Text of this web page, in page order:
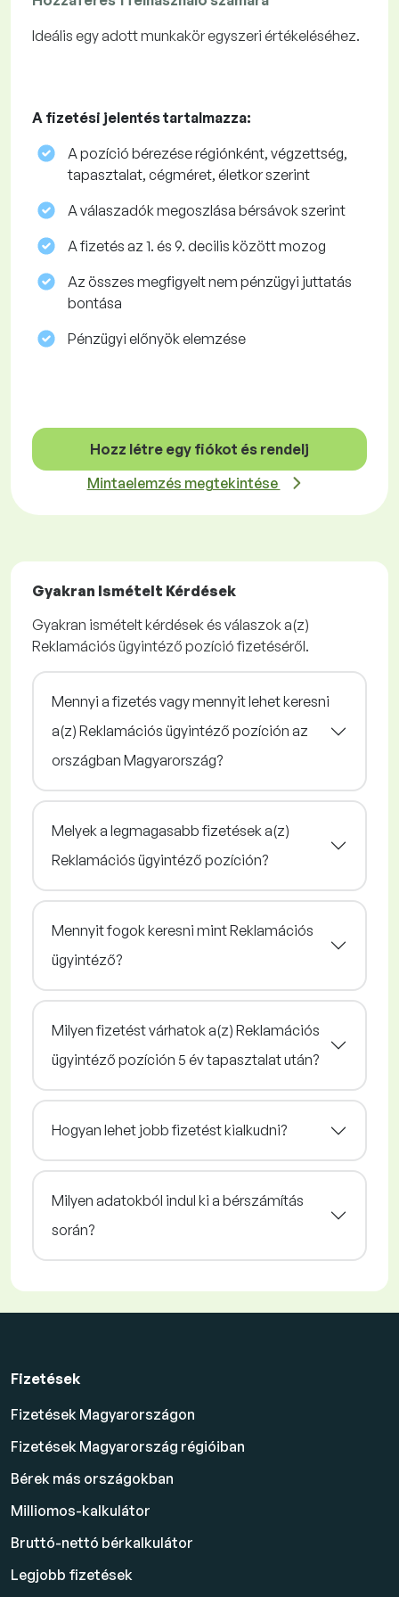
Ideális egy adott munkakör egyszeri értékeléséhez.
A fizetési jelentés tartalmazza:
A pozíció bérezése régiónként, végzettség,
tapasztalat, cégméret, életkor szerint
A válaszadók megoszlása ​​bérsávok szerint
A fizetés az 1. és 9. decilis között mozog
Az összes megfigyelt nem pénzügyi juttatás
bontása
Pénzügyi előnyök elemzése
Hozz létre egy fiókot és rendelj
Mintaelemzés megtekintése
Gyakran Ismételt Kérdések
Gyakran ismételt kérdések és válaszok a(z)
Reklamációs ügyintéző pozíció fizetéséről.
Mennyi a fizetés vagy mennyit lehet keresni
a(z) Reklamációs ügyintéző pozíción az
országban Magyarország?
Melyek a legmagasabb fizetések a(z)
Reklamációs ügyintéző pozíción?
Mennyit fogok keresni mint Reklamációs
ügyintéző?
Milyen fizetést várhatok a(z) Reklamációs
ügyintéző pozíción 5 év tapasztalat után?
Hogyan lehet jobb fizetést kialkudni?
Milyen adatokból indul ki a bérszámítás
során?
Fizetések
Fizetések Magyarországon
Fizetések Magyarország régióiban
Bérek más országokban
Milliomos-kalkulátor
Bruttó-nettó bérkalkulátor
Legjobb fizetések